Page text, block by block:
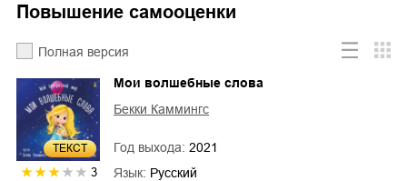
Повышение самооценки
Полная версия
ТЕКСТ
3
Мои волшебные слова
Бекки Каммингс
Год выхода: 2021
Язык: Русский